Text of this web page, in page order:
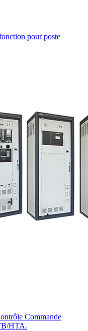
pour poste
Commande
HTA.